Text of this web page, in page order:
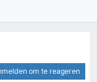
om te reageren